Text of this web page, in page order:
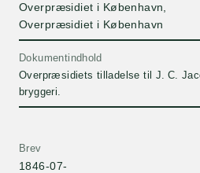
Overpræsidiet i København,
Overpræsidiet i København
Dokumentindhold
Overpræsidiets tilladelse til J. C.
bryggeri.
Brev
1846-07-